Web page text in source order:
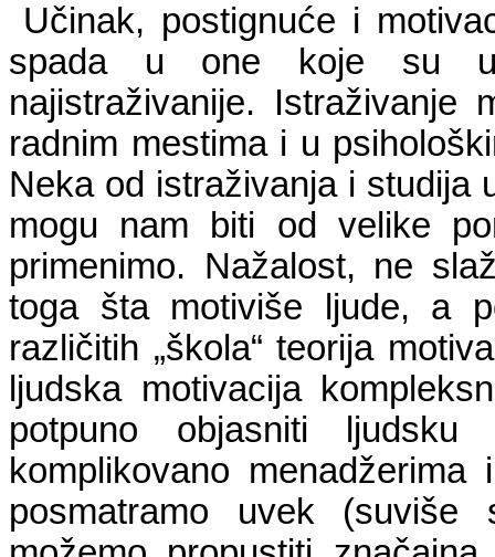
Učinak, postignuće i
spada u one koje su u
najistraživanije. Istraživanje
radnim mestima i u
Neka od istraživanja i studija
mogu nam biti od velike
primenimo. Nažalost, ne
toga šta motiviše ljude, a
različitih „škola“ teorija
ljudska motivacija
potpuno objasniti
komplikovano
posmatramo uvek